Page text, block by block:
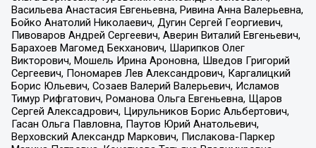
Васильева Анастасия Евгеньевна, Ривина Анна Валерьевна,
Бойко Анатолий Николаевич, Дугин Сергей Георгиевич,
Пивоваров Андрей Сергеевич, Аверин Виталий Евгеньевич,
Барахоев Магомед Бекханович, Шарипков Олег
Викторович, Мошель Ирина Ароновна, Шведов Григорий
Сергеевич, Пономарев Лев Александрович, Каргалицкий
Борис Юльевич, Созаев Валерий Валерьевич, Исламов
Тимур Рифгатович, Романова Ольга Евгеньевна, Щаров
Сергей Алексадрович, Цирульников Борис Альбертович,
Гасан Ольга Павловна, Паутов Юрий Анатольевич,
Верховский Александр Маркович, Пислакова-Паркер